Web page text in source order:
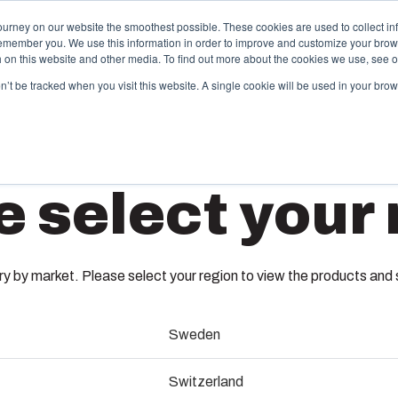
on our website the smoothest possible. These cookies are used to collect
you. We use this information in order to improve and customize your
this website and other media. To find out more about the cookies we use, see
be tracked when you visit this website. A single cookie will be used in your
TarjoamaKumppanitMateriaalit Meistä
ja -ratkaisuja
tarpeisiin
& tuotanto
kokoonpano
Toimitamme kokonaisvaltaisia
sähköjärjestelmiä aina teknisestä
kokoonpanoon, testaukseen ja
Vastuullisuus Fibox
Systemsillä
select your
by market. Please select your region to view the products and
Sweden
Switzerland
EKHA
2538001
kansiruuveilla.